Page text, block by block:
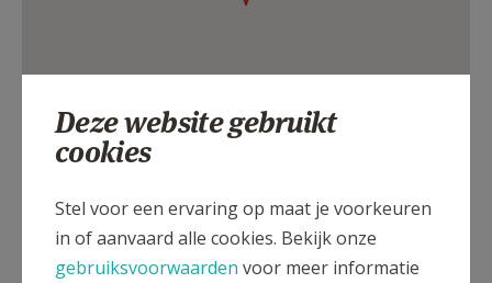
meewerkend priester
Deze website gebruikt
cookies
Stel voor een ervaring op maat je voorkeuren
in of aanvaard alle cookies. Bekijk onze
gebruiksvoorwaarden voor meer informatie